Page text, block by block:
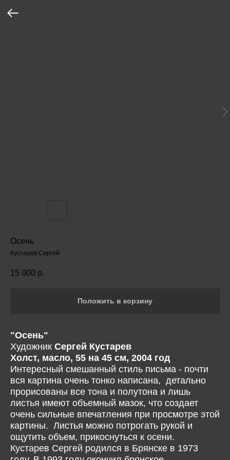
Осень
Кустарев Сергей
15 000 р.
Положить в корзину
"Осень"
Художник Сергей Кустарев
Холст, масло, 55 на 45 см, 2004 год
Интересный смешанный стиль письма - почти
вся картина очень тонко написана, детально
прорисованы все тона и полутона и лишь
листья имеют объемный мазок, что создает
очень сильные впечатления при просмотре этой
картины. Листья можно потрогать рукой и
ощутить объем, прикоснуться к осени.
Кустарев Сергей родился в Брянске в 1973